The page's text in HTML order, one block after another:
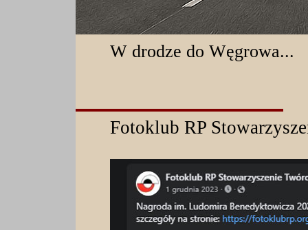
W drodze do Węgrowa...
Fotoklub RP